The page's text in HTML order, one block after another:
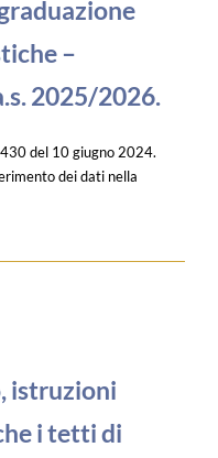
–
2025/2026.
del 10 giugno 2024.
dei dati nella
istruzioni
i tetti di